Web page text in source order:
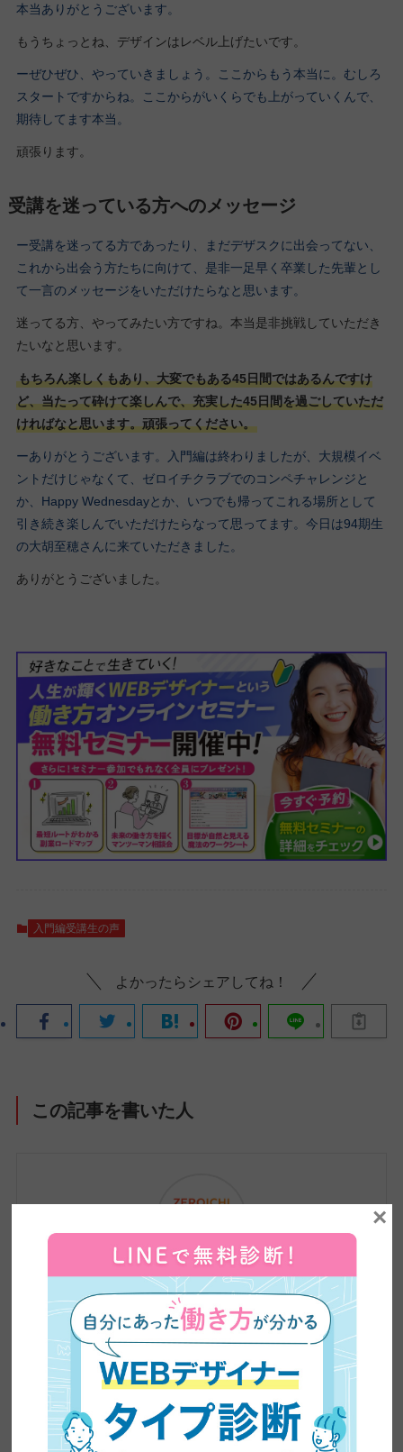
本当ありがとうございます。
もうちょっとね、デザインはレベル上げたいです。
ーぜひぜひ、やっていきましょう。ここからもう本当に。むしろ
スタートですからね。ここからがいくらでも上がっていくんで、
期待してます本当。
頑張ります。
受講を迷っている方へのメッセージ
ー受講を迷ってる方であったり、まだデザスクに出会ってない、
これから出会う方たちに向けて、是非一足早く卒業した先輩とし
て一言のメッセージをいただけたらなと思います。
迷ってる方、やってみたい方ですね。本当是非挑戦していただき
たいなと思います。
もちろん楽しくもあり、大変でもある45日間ではあるんですけ
ど、当たって砕けて楽しんで、充実した45日間を過ごしていただ
ければなと思います。頑張ってください。
ーありがとうございます。入門編は終わりましたが、大規模イベ
ントだけじゃなくて、ゼロイチクラブでのコンペチャレンジと
か、Happy Wednesdayとか、いつでも帰ってこれる場所として
引き続き楽しんでいただけたらなって思ってます。今日は94期生
の大胡至穂さんに来ていただきました。
ありがとうございました。
入門編受講生の声
よかったらシェアしてね！
この記事を書いた人
ZEROICHI TIMES by 日本デザイン 編集部
株式会社日本デザインが運営するメディア、
ZEROICHI TIMESは、副業・兼業の解禁や普及、
AIの台頭によるスキル需要の変化など、大きく変
わりつつある働き方をめぐる環境をふまえ、在宅
ワーク・副業といった新しい働き方から、WEBデ
ザインやWEBライティングなどのリスキリングま
×